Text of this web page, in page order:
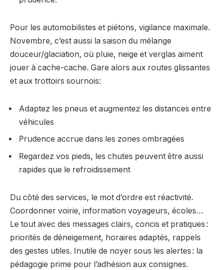
Pour les automobilistes et piétons, vigilance maximale.
Novembre, c’est aussi la saison du mélange
douceur/glaciation, où pluie, neige et verglas aiment
jouer à cache-cache. Gare alors aux routes glissantes
et aux trottoirs sournois:
Adaptez les pneus et augmentez les distances entre
véhicules
Prudence accrue dans les zones ombragées
Regardez vos pieds, les chutes peuvent être aussi
rapides que le refroidissement
Du côté des services, le mot d’ordre est réactivité.
Coordonner voirie, information voyageurs, écoles…
Le tout avec des messages clairs, concis et pratiques :
priorités de déneigement, horaires adaptés, rappels
des gestes utiles. Inutile de noyer sous les alertes : la
pédagogie prime pour l’adhésion aux consignes.